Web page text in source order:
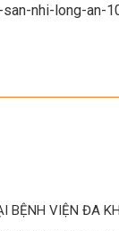
nhi-long-an-
BỆNH VIỆN ĐA